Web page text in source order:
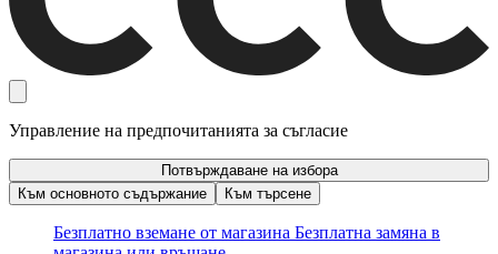
Управление на предпочитанията за съгласие
Потвърждаване на избора
Към основното съдържание
Към търсене
Безплатно вземане от магазина Безплатна замяна в